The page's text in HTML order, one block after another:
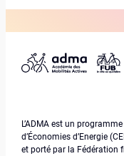
L’ADMA est un
d’Économies d’Energie
et porté par la Fédération